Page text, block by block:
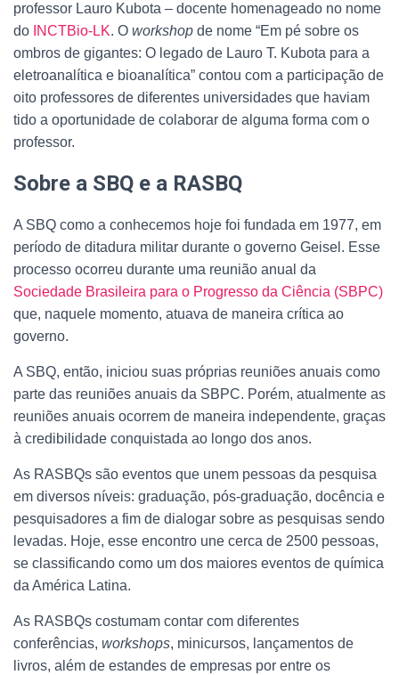
professor Lauro Kubota – docente homenageado no nome
do INCTBio-LK. O workshop de nome “Em pé sobre os
ombros de gigantes: O legado de Lauro T. Kubota para a
eletroanalítica e bioanalítica” contou com a participação de
oito professores de diferentes universidades que haviam
tido a oportunidade de colaborar de alguma forma com o
professor.
Sobre a SBQ e a RASBQ
A SBQ como a conhecemos hoje foi fundada em 1977, em
período de ditadura militar durante o governo Geisel. Esse
processo ocorreu durante uma reunião anual da
Sociedade Brasileira para o Progresso da Ciência (SBPC)
que, naquele momento, atuava de maneira crítica ao
governo.
A SBQ, então, iniciou suas próprias reuniões anuais como
parte das reuniões anuais da SBPC. Porém, atualmente as
reuniões anuais ocorrem de maneira independente, graças
à credibilidade conquistada ao longo dos anos.
As RASBQs são eventos que unem pessoas da pesquisa
em diversos níveis: graduação, pós-graduação, docência e
pesquisadores a fim de dialogar sobre as pesquisas sendo
levadas. Hoje, esse encontro une cerca de 2500 pessoas,
se classificando como um dos maiores eventos de química
da América Latina.
As RASBQs costumam contar com diferentes
conferências, workshops, minicursos, lançamentos de
livros, além de estandes de empresas por entre os